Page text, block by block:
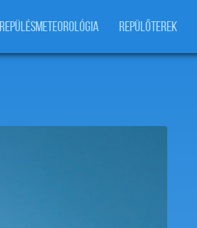
REPÜLÉSMETEOROLÓGIA REPÜLŐTEREK